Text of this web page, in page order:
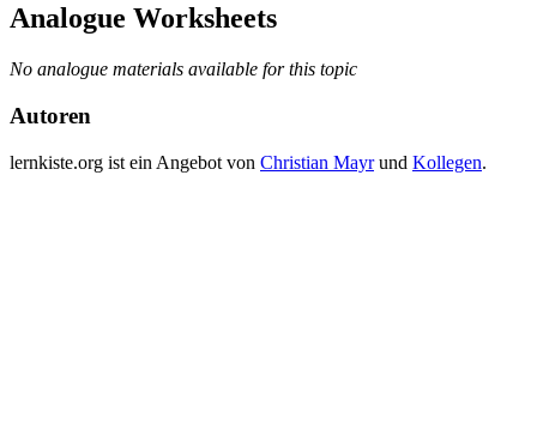
Analogue Worksheets
No analogue materials available for this topic
Autoren
lernkiste.org ist ein Angebot von Christian Mayrund Kollegen.